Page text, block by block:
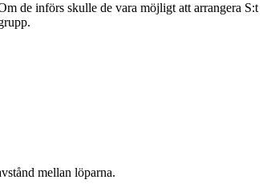
de införs skulle de vara möjligt att arrangera S:t
mellan löparna.